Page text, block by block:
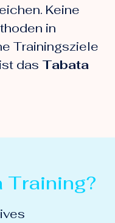
Keine
in
Trainingsziele
das Tabata
Training?